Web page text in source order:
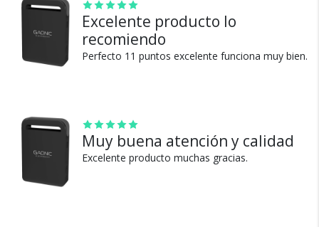
susto pero gracias al gps la pude localizar. Se los
recomiendo al que lo nesecite.
Ver más
Excelente producto lo
recomiendo
Perfecto 11 puntos excelente funciona muy bien.
Muy buena atención y calidad
Excelente producto muchas gracias.
¿Por qué estamos tan
seguros?